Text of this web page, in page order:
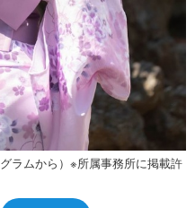
ラムから）※所属事務所に掲載許